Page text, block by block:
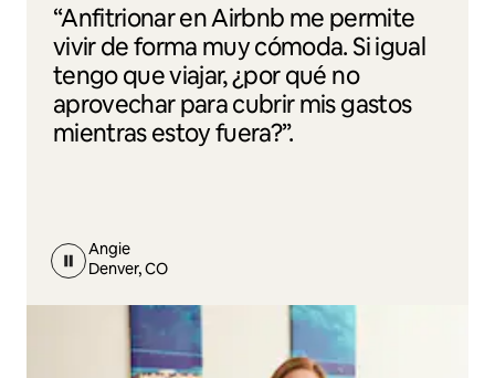
“Anfitrionar en Airbnb me permite
vivir de forma muy cómoda. Si igual
tengo que viajar, ¿por qué no
aprovechar para cubrir mis gastos
mientras estoy fuera?”.
Angie
Denver, CO